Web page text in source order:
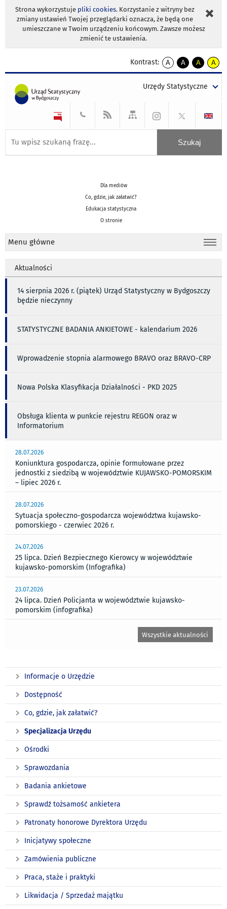
Strona wykorzystuje pliki cookies. Korzystanie z witryny bez
zmiany ustawień Twojej przeglądarki oznacza, że będą one
umieszczane w Twoim urządzeniu końcowym. Zawsze możesz
zmienić te ustawienia.
Kontrast:
A
kontrast
A
kontrast
tekst
czarnym
A
kontrast
tekst
czarnym
A
tekst
żółtym
Urzędy Statystyczne
Dla mediów
Co, gdzie, jak załatwić?
Edukacja statystyczna
O stronie
Menu główne
Aktualności
14 sierpnia 2026 r. (piątek) Urząd Statystyczny w Bydgoszczy
będzie nieczynny
STATYSTYCZNE BADANIA ANKIETOWE - kalendarium 2026
Wprowadzenie stopnia alarmowego BRAVO oraz BRAVO-CRP
Nowa Polska Klasyfikacja Działalności - PKD 2025
Obsługa klienta w punkcie rejestru REGON oraz w
Informatorium
28.07.2026
Koniunktura gospodarcza, opinie formułowane przez
jednostki z siedzibą w województwie KUJAWSKO-POMORSKIM
– lipiec 2026 r.
28.07.2026
Sytuacja społeczno-gospodarcza województwa kujawsko-
pomorskiego - czerwiec 2026 r.
24.07.2026
25 lipca. Dzień Bezpiecznego Kierowcy w województwie
kujawsko-pomorskim (Infografika)
23.07.2026
24 lipca. Dzień Policjanta w województwie kujawsko-
pomorskim (infografika)
Wszystkie aktualności
Informacje o Urzędzie
Dostępność
Co, gdzie, jak załatwić?
Specjalizacja Urzędu
Ośrodki
Sprawozdania
Badania ankietowe
Sprawdź tożsamość ankietera
Patronaty honorowe Dyrektora Urzędu
Inicjatywy społeczne
Zamówienia publiczne
Praca, staże i praktyki
Likwidacja / Sprzedaż majątku